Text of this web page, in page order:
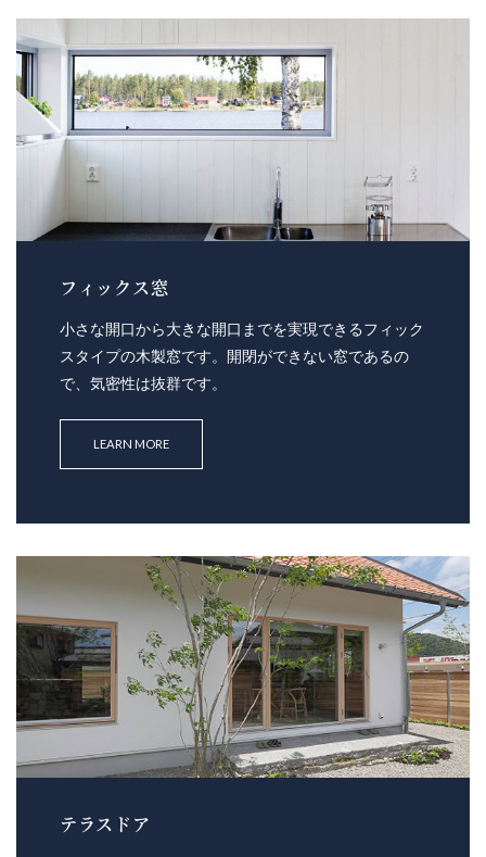
フィックス窓
小さな開口から大きな開口までを実現できるフィック
スタイプの木製窓です。開閉ができない窓であるの
で、気密性は抜群です。
LEARN MORE
テラスドア